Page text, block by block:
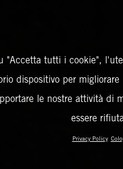
"Accetta tutti i cookie",
dispositivo per
le nostre attività di
essere
Privacy Policy